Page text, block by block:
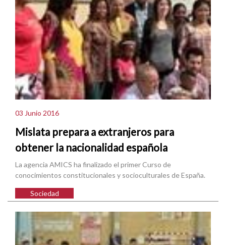
03 Junio 2016
Mislata prepara a extranjeros para
obtener la nacionalidad española
La agencia AMICS ha finalizado el primer Curso de
conocimientos constitucionales y socioculturales de España.
Sociedad